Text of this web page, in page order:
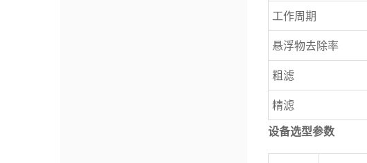
工作周期
悬浮物去除率
粗滤
精滤
设备选型参数